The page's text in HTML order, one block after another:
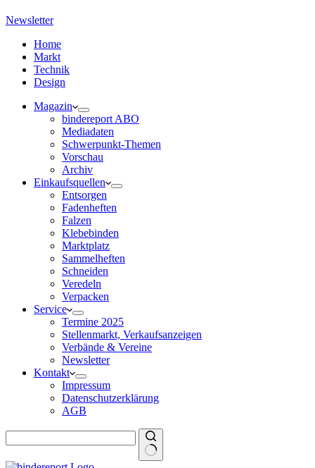
Newsletter
Home
Markt
Technik
Design
Magazin
bindereport ABO
Mediadaten
Schwerpunkt-Themen
Vorschau
Archiv
Einkaufsquellen
Entsorgen
Fadenheften
Falzen
Klebebinden
Marktplatz
Sammelheften
Schneiden
Veredeln
Verpacken
Service
Termine 2025
Stellenmarkt, Verkaufsanzeigen
Verbände & Vereine
Newsletter
Kontakt
Impressum
Datenschutzerklärung
AGB